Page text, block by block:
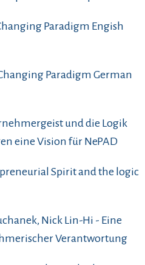
Paradigm Engish
Paradigm German
und die Logik
eine Vision für NePAD
Spirit and the logic
Nick Lin-Hi - Eine
Verantwortung